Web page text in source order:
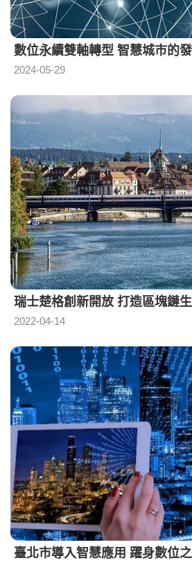
數位永續雙軸轉型 智慧城市的
2024-05-29
瑞士楚格創新開放 打造區塊鏈
2022-04-14
臺北市導入智慧應用 躍身數位